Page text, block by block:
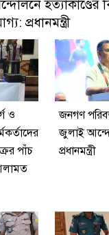
হত্যাকাণ্ডের
প্রধানমন্ত্রী
ও
পাঁচ
জনগণ
জুলাই
প্রধানমন্ত্রী